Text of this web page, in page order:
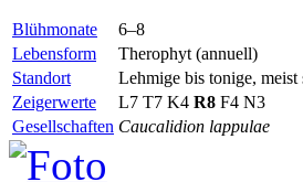
Blühmonate
6–8
Lebensform
Therophyt (annuell)
Standort
Lehmige bis tonige,
Zeigerwerte
L7 T7 K4 R8 F4 N3
Gesellschaften Caucalidion lappulae